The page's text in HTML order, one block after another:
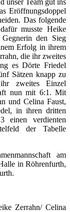
unser Team gut ins
Eröffnungsdoppel
Das folgende
musste Heike
den Sieg
Erfolg in ihrem
die ihr zweites
es Dörte Friedel
Sätzen knapp zu
zweites Einzel
nun mit 6:1. Mit
und Celina Faust,
in ihren dritten
einen verdienten
der Tabelle
am
in Röhrenfurth,
Zerrahn/ Celina